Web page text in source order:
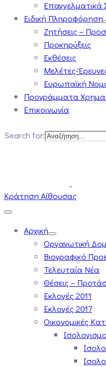
Επαγγελματικά
Ειδική Πληροφόρηση
Ζητήσεις –
Προκηρύξεις
Εκθέσεις
Μελέτες-
Ευρωπαϊκή
Προγράμματα
Επικοινωνία
Search for:
Κράτηση Αίθουσας
Αρχική
Οργανωτική
Βιογραφικό
Τελευταία Νέα
Θέσεις –
Εκλογές 2011
Εκλογές 2017
Οικονομικές